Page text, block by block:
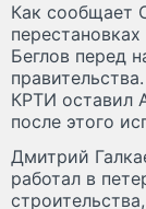
Как сообщает
Беглов перед
КРТИ оставил
после этого
Дмитрий
работал в